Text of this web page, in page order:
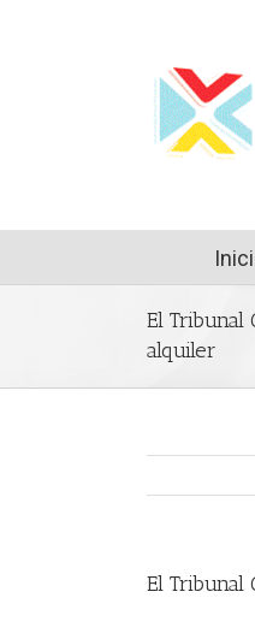
El
alquiler
El